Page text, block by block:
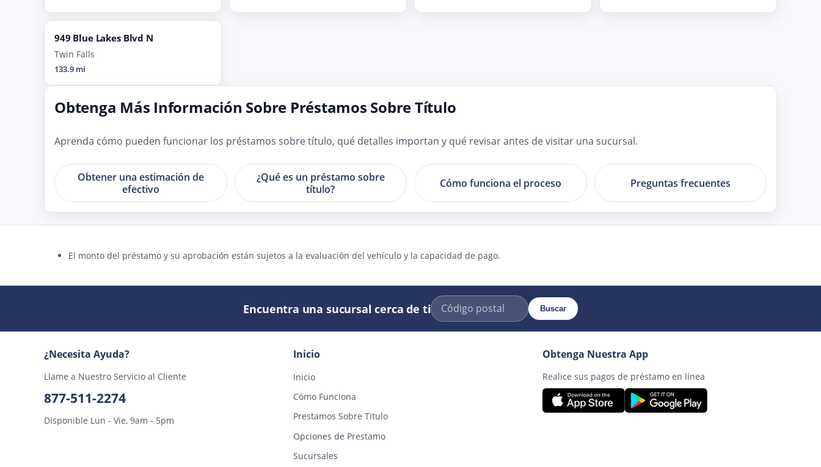
949 Blue Lakes Blvd N
Twin Falls
133.9 mi
Obtenga Más Información Sobre Préstamos Sobre Título
Aprenda cómo pueden funcionar los préstamos sobre título, qué detalles importan y qué revisar antes de visitar una sucursal.
Obtener una estimación de
efectivo
¿Qué es un préstamo sobre
título?
Cómo funciona el proceso Preguntas frecuentes
El monto del préstamo y su aprobación están sujetos a la evaluación del vehículo y la capacidad de pago.
Encuentra una sucursal cerca de ti Buscar
¿Necesita Ayuda?
Llame a Nuestro Servicio al Cliente
877-511-2274
Disponible Lun - Vie, 9am - 5pm
Inicio
Inicio
Cómo Funciona
Prestamos Sobre Titulo
Opciones de Prestamo
Sucursales
Obtenga Nuestra App
Realice sus pagos de préstamo en línea